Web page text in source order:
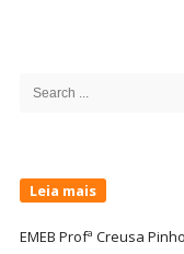
Search
Leia mais
EMEB Profª Creusa